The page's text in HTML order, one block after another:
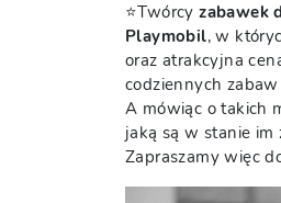
⭐Twórcyzabawek
Playmobil, w
oraz atrakcyjna
codziennych
A mówiąc o takich
jaką są w stanie im
Zapraszamy więc